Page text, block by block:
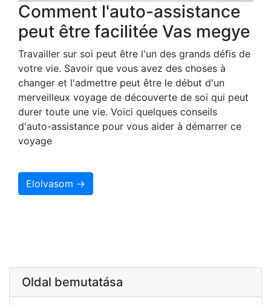
Comment l'auto-assistance
peut être facilitée Vas megye
Travailler sur soi peut être l'un des grands défis de
votre vie. Savoir que vous avez des choses à
changer et l'admettre peut être le début d'un
merveilleux voyage de découverte de soi qui peut
durer toute une vie. Voici quelques conseils
d'auto-assistance pour vous aider à démarrer ce
voyage
Elolvasom →
Oldal bemutatása